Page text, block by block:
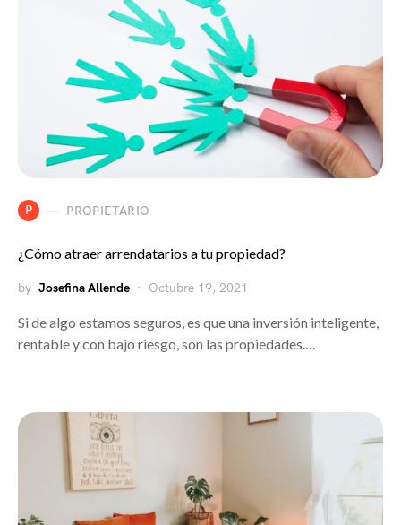
P PROPIETARIO
¿Cómo atraer arrendatarios a tu propiedad?
by Josefina Allende Octubre 19, 2021
Si de algo estamos seguros, es que una inversión inteligente,
rentable y con bajo riesgo, son las propiedades.…